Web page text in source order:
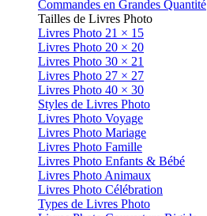
Commandes en Grandes Quantité
Tailles de Livres Photo
Livres Photo 21 × 15
Livres Photo 20 × 20
Livres Photo 30 × 21
Livres Photo 27 × 27
Livres Photo 40 × 30
Styles de Livres Photo
Livres Photo Voyage
Livres Photo Mariage
Livres Photo Famille
Livres Photo Enfants & Bébé
Livres Photo Animaux
Livres Photo Célébration
Types de Livres Photo